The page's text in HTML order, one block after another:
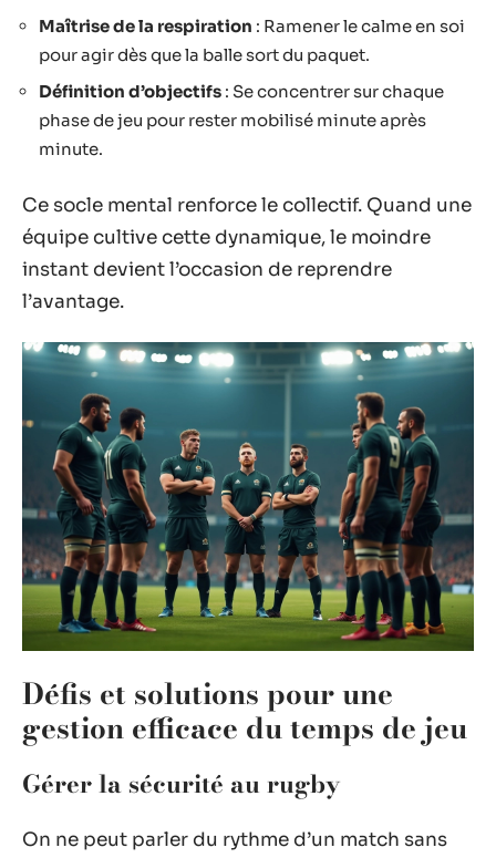
Maîtrise de la respiration : Ramener le calme en soi
pour agir dès que la balle sort du paquet.
Définition d’objectifs : Se concentrer sur chaque
phase de jeu pour rester mobilisé minute après
minute.
Ce socle mental renforce le collectif. Quand une
équipe cultive cette dynamique, le moindre
instant devient l’occasion de reprendre
l’avantage.
Défis et solutions pour une
gestion efficace du temps de jeu
Gérer la sécurité au rugby
On ne peut parler du rythme d’un match sans